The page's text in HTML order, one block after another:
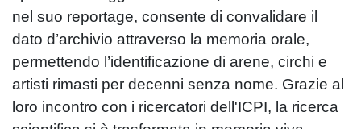
nel suo reportage, consente di convalidare il
dato d’archivio attraverso la memoria orale,
permettendo l’identificazione di arene, circhi e
artisti rimasti per decenni senza nome. Grazie al
loro incontro con i ricercatori dell'ICPI, la ricerca